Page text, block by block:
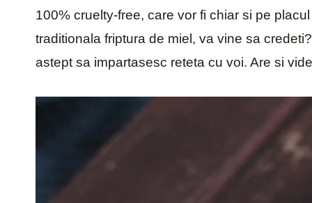
100% cruelty-free, care vor fi chiar si pe
traditionala friptura de miel, va vine sa
astept sa impartasesc reteta cu voi. Are si